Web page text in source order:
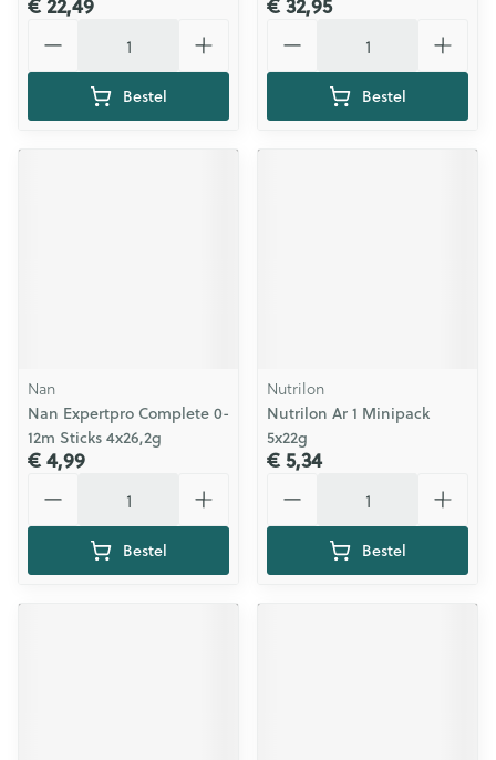
Bestel Bestel
Nan
Nan Expertpro Complete 0-
12m Sticks 4x26,2g
€ 4,99
Bestel
Nutrilon
Nutrilon Ar 1 Minipack
5x22g
€ 5,34
Bestel